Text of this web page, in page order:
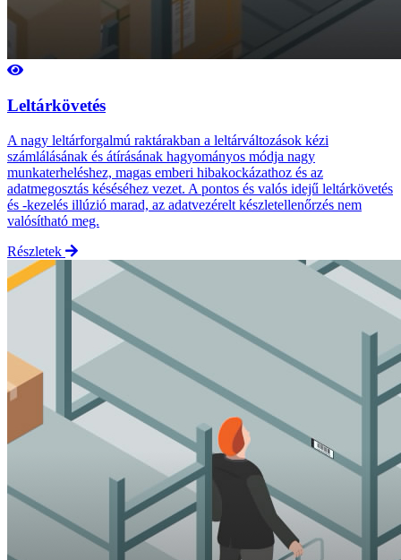
Leltárkövetés
A nagy leltárforgalmú raktárakban a leltárváltozások kézi
számlálásának és átírásának hagyományos módja nagy
munkaterheléshez, magas emberi hibakockázathoz és az
adatmegosztás késéséhez vezet. A pontos és valós idejű leltárkövetés
és -kezelés illúzió marad, az adatvezérelt készletellenőrzés nem
valósítható meg.
Részletek